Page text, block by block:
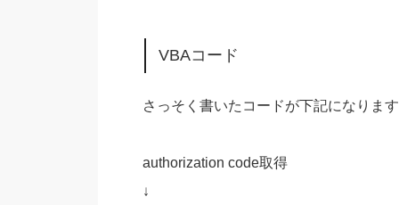
VBAコード
さっそく書いたコードが下記になりま
authorization code取得
↓